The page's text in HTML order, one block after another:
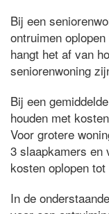
Bij een
ontruimen
hangt het af van
seniorenwoning
Bij een
houden met
Voor grotere
3 slaapkamers en
kosten oplopen tot
In de